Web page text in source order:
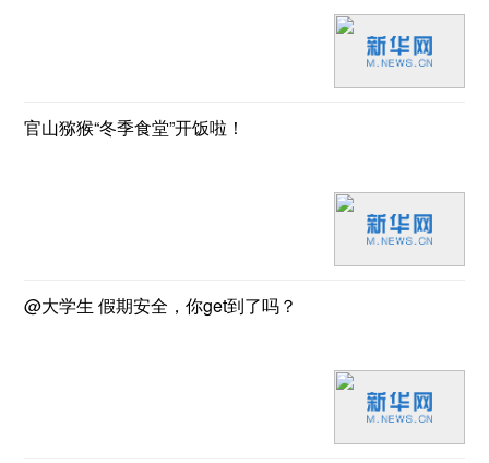
官山猕猴“冬季食堂”开饭啦！
@大学生 假期安全，你get到了吗？